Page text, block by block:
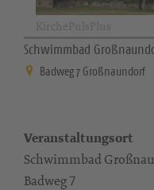
Schwimmbad
Badweg 7 Großnaundorf
Veranstaltungsort
Schwimmbad
Badweg 7